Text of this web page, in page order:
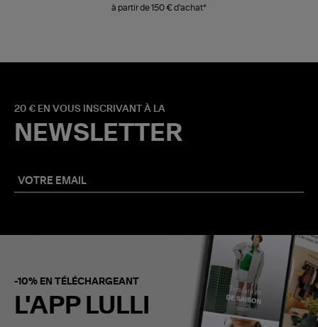
à partir de 150 € d'achat*
20 € EN VOUS INSCRIVANT À LA
NEWSLETTER
-10% EN TÉLÉCHARGEANT
L'APP LULLI